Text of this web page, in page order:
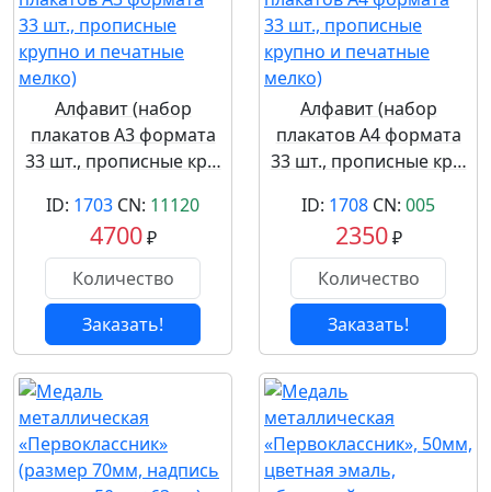
Алфавит (набор
плакатов А3 формата
33 шт., прописные кр…
ID: 1703 CN: 11120
4700₽
Заказать!
Алфавит (набор
плакатов А4 формата
33 шт., прописные кр…
ID: 1708 CN: 005
2350₽
Заказать!